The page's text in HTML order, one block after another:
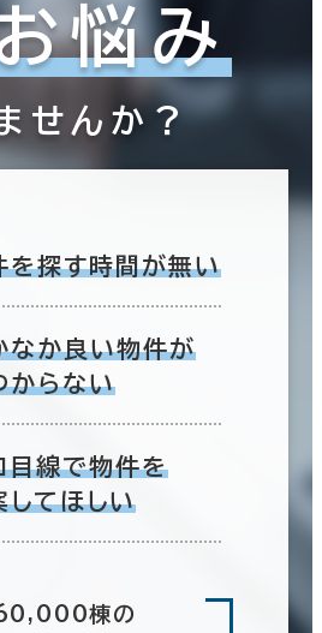
悩み
せんか？
を探す時間が無い
なか良い物件が
からない
目線で物件を
してほしい
棟の